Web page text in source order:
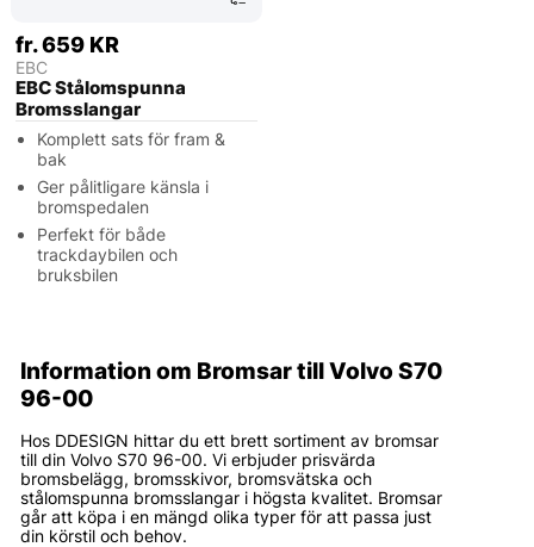
fr. 659 KR
EBC
EBC Stålomspunna
Bromsslangar
Komplett sats för fram &
bak
Ger pålitligare känsla i
bromspedalen
Perfekt för både
trackdaybilen och
bruksbilen
Information om Bromsar till Volvo S70
96-00
Hos DDESIGN hittar du ett brett sortiment av bromsar
till din Volvo S70 96-00. Vi erbjuder prisvärda
bromsbelägg, bromsskivor, bromsvätska och
stålomspunna bromsslangar i högsta kvalitet. Bromsar
går att köpa i en mängd olika typer för att passa just
din körstil och behov.